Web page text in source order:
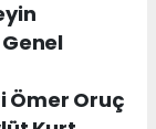
Ömer Oruç